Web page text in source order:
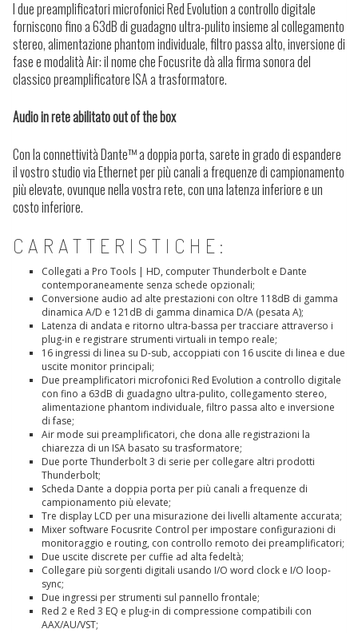
I due preamplificatori microfonici Red Evolution a controllo digitale
forniscono fino a 63dB di guadagno ultra-pulito insieme al collegamento
stereo, alimentazione phantom individuale, filtro passa alto, inversione di
fase e modalità Air: il nome che Focusrite dà alla firma sonora del
classico preamplificatore ISA a trasformatore.
Audio in rete abilitato out of the box
Con la connettività Dante™ a doppia porta, sarete in grado di espandere
il vostro studio via Ethernet per più canali a frequenze di campionamento
più elevate, ovunque nella vostra rete, con una latenza inferiore e un
costo inferiore.
CARATTERISTICHE:
Collegati a Pro Tools | HD, computer Thunderbolt e Dante
contemporaneamente senza schede opzionali;
Conversione audio ad alte prestazioni con oltre 118dB di gamma
dinamica A/D e 121dB di gamma dinamica D/A (pesata A);
Latenza di andata e ritorno ultra-bassa per tracciare attraverso i
plug-in e registrare strumenti virtuali in tempo reale;
16 ingressi di linea su D-sub, accoppiati con 16 uscite di linea e due
uscite monitor principali;
Due preamplificatori microfonici Red Evolution a controllo digitale
con fino a 63dB di guadagno ultra-pulito, collegamento stereo,
alimentazione phantom individuale, filtro passa alto e inversione
di fase;
Air mode sui preamplificatori, che dona alle registrazioni la
chiarezza di un ISA basato su trasformatore;
Due porte Thunderbolt 3 di serie per collegare altri prodotti
Thunderbolt;
Scheda Dante a doppia porta per più canali a frequenze di
campionamento più elevate;
Tre display LCD per una misurazione dei livelli altamente accurata;
Mixer software Focusrite Control per impostare configurazioni di
monitoraggio e routing, con controllo remoto dei preamplificatori;
Due uscite discrete per cuffie ad alta fedeltà;
Collegare più sorgenti digitali usando I/O word clock e I/O loop-
sync;
Due ingressi per strumenti sul pannello frontale;
Red 2 e Red 3 EQ e plug-in di compressione compatibili con
AAX/AU/VST;